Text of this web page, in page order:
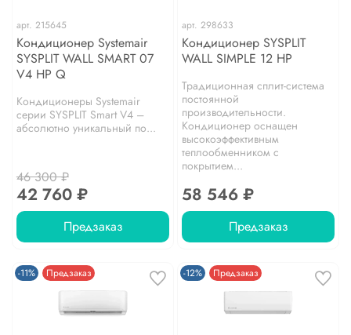
арт. 215645
Кондиционер Systemair
SYSPLIT WALL SMART 07
V4 HP Q
Кондиционеры Systemair
серии SYSPLIT Smart V4 –
абсолютно уникальный по...
46 300 ₽
42 760 ₽
Предзаказ
арт. 298633
Кондиционер SYSPLIT
WALL SIMPLE 12 HP
Традиционная сплит-система
постоянной
производительности.
Кондиционер оснащен
высокоэффективным
теплообменником с
покрытием...
58 546 ₽
Предзаказ
-11% Предзаказ -12% Предзаказ